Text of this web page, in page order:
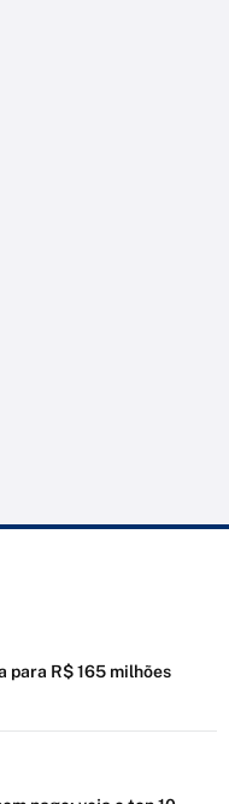
para R$ 165 milhões